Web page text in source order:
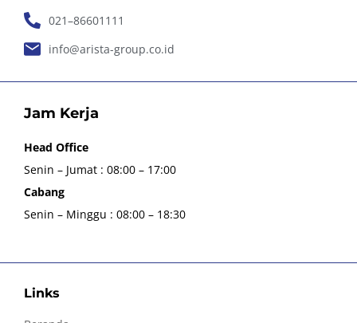
021–86601111
info@arista-group.co.id
Jam Kerja
Head Office
Senin – Jumat : 08:00 – 17:00
Cabang
Senin – Minggu : 08:00 – 18:30
Links